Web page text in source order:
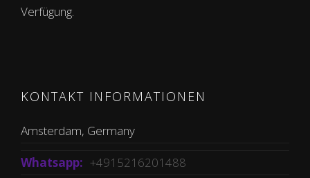
Verfügung.
KONTAKT INFORMATIONEN
Amsterdam, Germany
Whatsapp: +4915216201488